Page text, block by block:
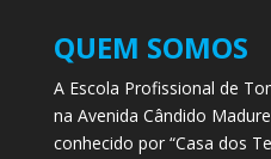
QUEM SOMOS
A Escola Profissional de
na Avenida Cândido
conhecido por “Casa dos